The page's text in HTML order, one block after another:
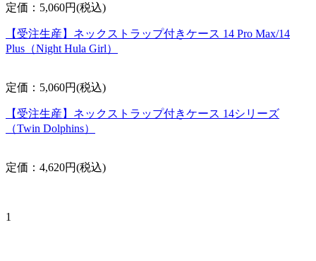
定価：5,060円(税込)
【受注生産】ネックストラップ付きケース 14 Pro Max/14
Plus（Night Hula Girl）
定価：5,060円(税込)
【受注生産】ネックストラップ付きケース 14シリーズ
（Twin Dolphins）
定価：4,620円(税込)
1